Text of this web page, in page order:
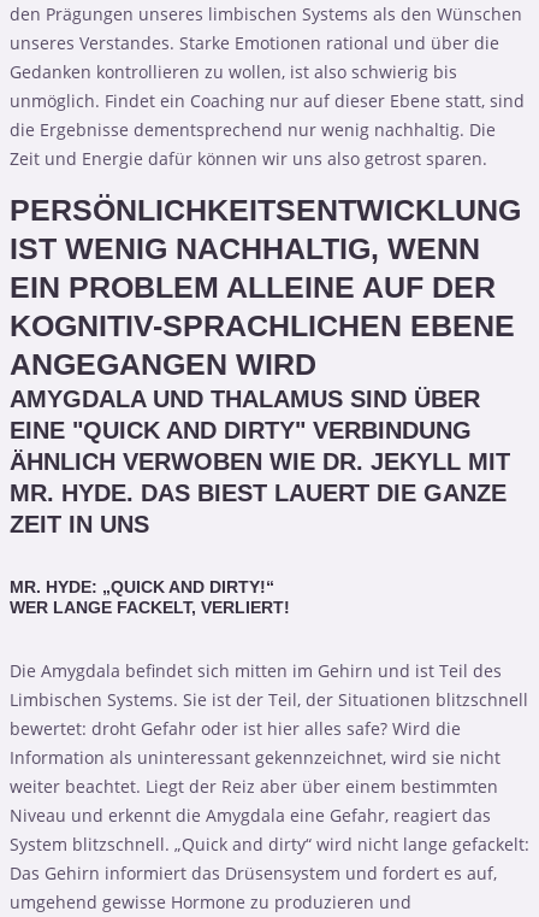
den Prägungen unseres limbischen Systems als den Wünschen
unseres Verstandes. Starke Emotionen rational und über die
Gedanken kontrollieren zu wollen, ist also schwierig bis
unmöglich. Findet ein Coaching nur auf dieser Ebene statt, sind
die Ergebnisse dementsprechend nur wenig nachhaltig. Die
Zeit und Energie dafür können wir uns also getrost sparen.
PERSÖNLICHKEITSENTWICKLUNG
IST WENIG NACHHALTIG, WENN
EIN PROBLEM ALLEINE AUF DER
KOGNITIV-SPRACHLICHEN EBENE
ANGEGANGEN WIRD
AMYGDALA UND THALAMUS SIND ÜBER
EINE "QUICK AND DIRTY" VERBINDUNG
ÄHNLICH VERWOBEN WIE DR. JEKYLL MIT
MR. HYDE. DAS BIEST LAUERT DIE GANZE
ZEIT IN UNS
MR. HYDE: „QUICK AND DIRTY!“
WER LANGE FACKELT, VERLIERT!
Die Amygdala befindet sich mitten im Gehirn und ist Teil des
Limbischen Systems. Sie ist der Teil, der Situationen blitzschnell
bewertet: droht Gefahr oder ist hier alles safe? Wird die
Information als uninteressant gekennzeichnet, wird sie nicht
weiter beachtet. Liegt der Reiz aber über einem bestimmten
Niveau und erkennt die Amygdala eine Gefahr, reagiert das
System blitzschnell. „Quick and dirty“ wird nicht lange gefackelt:
Das Gehirn informiert das Drüsensystem und fordert es auf,
umgehend gewisse Hormone zu produzieren und